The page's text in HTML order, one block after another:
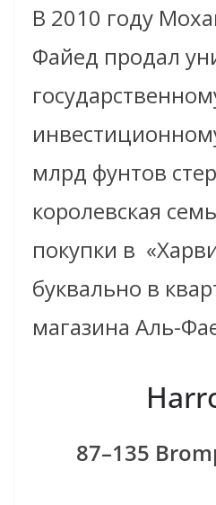
В 2010 году
Файед продал
млрд фунтов
королевская
покупки в
буквально в
магазина Аль-
87–135